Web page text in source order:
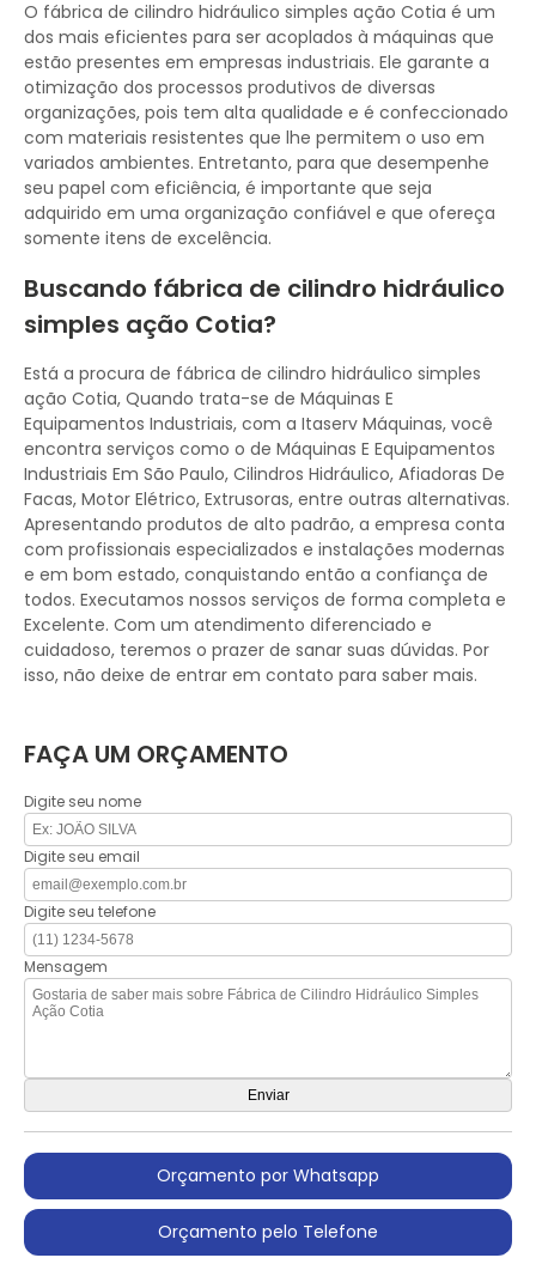
O fábrica de cilindro hidráulico simples ação Cotia é um
dos mais eficientes para ser acoplados à máquinas que
estão presentes em empresas industriais. Ele garante a
otimização dos processos produtivos de diversas
organizações, pois tem alta qualidade e é confeccionado
com materiais resistentes que lhe permitem o uso em
variados ambientes. Entretanto, para que desempenhe
seu papel com eficiência, é importante que seja
adquirido em uma organização confiável e que ofereça
somente itens de excelência.
Buscando fábrica de cilindro hidráulico
simples ação Cotia?
Está a procura de fábrica de cilindro hidráulico simples
ação Cotia, Quando trata-se de Máquinas E
Equipamentos Industriais, com a Itaserv Máquinas, você
encontra serviços como o de Máquinas E Equipamentos
Industriais Em São Paulo, Cilindros Hidráulico, Afiadoras De
Facas, Motor Elétrico, Extrusoras, entre outras alternativas.
Apresentando produtos de alto padrão, a empresa conta
com profissionais especializados e instalações modernas
e em bom estado, conquistando então a confiança de
todos. Executamos nossos serviços de forma completa e
Excelente. Com um atendimento diferenciado e
cuidadoso, teremos o prazer de sanar suas dúvidas. Por
isso, não deixe de entrar em contato para saber mais.
FAÇA UM ORÇAMENTO
Digite seu nome
Digite seu email
Digite seu telefone
Mensagem
Orçamento por Whatsapp
Orçamento pelo Telefone